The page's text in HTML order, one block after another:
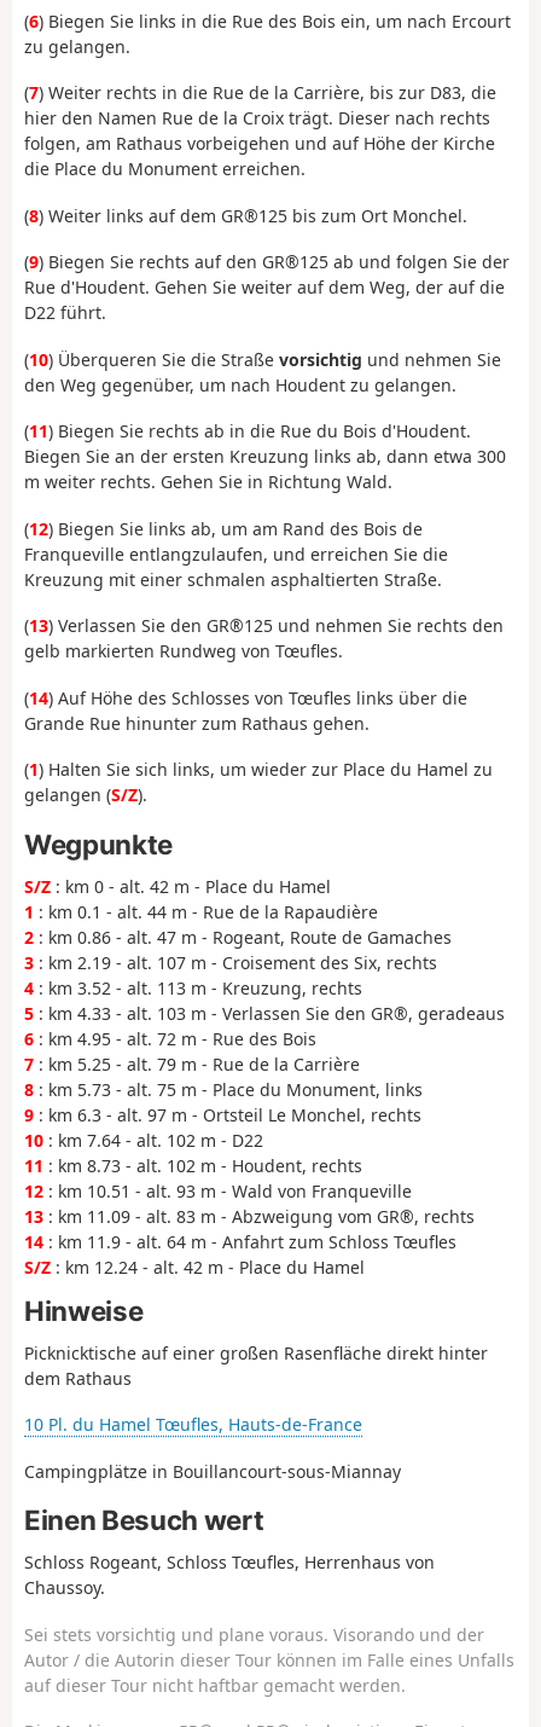
(6) Biegen Sie links in die Rue des Bois ein, um nach Ercourt
zu gelangen.
(7) Weiter rechts in die Rue de la Carrière, bis zur D83, die
hier den Namen Rue de la Croix trägt. Dieser nach rechts
folgen, am Rathaus vorbeigehen und auf Höhe der Kirche
die Place du Monument erreichen.
(8) Weiter links auf dem GR®125 bis zum Ort Monchel.
(9) Biegen Sie rechts auf den GR®125 ab und folgen Sie der
Rue d'Houdent. Gehen Sie weiter auf dem Weg, der auf die
D22 führt.
(10) Überqueren Sie die Straße vorsichtig und nehmen Sie
den Weg gegenüber, um nach Houdent zu gelangen.
(11) Biegen Sie rechts ab in die Rue du Bois d'Houdent.
Biegen Sie an der ersten Kreuzung links ab, dann etwa 300
m weiter rechts. Gehen Sie in Richtung Wald.
(12) Biegen Sie links ab, um am Rand des Bois de
Franqueville entlangzulaufen, und erreichen Sie die
Kreuzung mit einer schmalen asphaltierten Straße.
(13) Verlassen Sie den GR®125 und nehmen Sie rechts den
gelb markierten Rundweg von Tœufles.
(14) Auf Höhe des Schlosses von Tœufles links über die
Grande Rue hinunter zum Rathaus gehen.
(1) Halten Sie sich links, um wieder zur Place du Hamel zu
gelangen (S/Z).
Wegpunkte
S/Z : km 0 - alt. 42 m - Place du Hamel
1 : km 0.1 - alt. 44 m - Rue de la Rapaudière
2 : km 0.86 - alt. 47 m - Rogeant, Route de Gamaches
3 : km 2.19 - alt. 107 m - Croisement des Six, rechts
4 : km 3.52 - alt. 113 m - Kreuzung, rechts
5 : km 4.33 - alt. 103 m - Verlassen Sie den GR®, geradeaus
6 : km 4.95 - alt. 72 m - Rue des Bois
7 : km 5.25 - alt. 79 m - Rue de la Carrière
8 : km 5.73 - alt. 75 m - Place du Monument, links
9 : km 6.3 - alt. 97 m - Ortsteil Le Monchel, rechts
10 : km 7.64 - alt. 102 m - D22
11 : km 8.73 - alt. 102 m - Houdent, rechts
12 : km 10.51 - alt. 93 m - Wald von Franqueville
13 : km 11.09 - alt. 83 m - Abzweigung vom GR®, rechts
14 : km 11.9 - alt. 64 m - Anfahrt zum Schloss Tœufles
S/Z : km 12.24 - alt. 42 m - Place du Hamel
Hinweise
Picknicktische auf einer großen Rasenfläche direkt hinter
dem Rathaus
10 Pl. du Hamel Tœufles, Hauts-de-France
Campingplätze in Bouillancourt-sous-Miannay
Einen Besuch wert
Schloss Rogeant, Schloss Tœufles, Herrenhaus von
Chaussoy.
Sei stets vorsichtig und plane voraus. Visorando und der
Autor / die Autorin dieser Tour können im Falle eines Unfalls
auf dieser Tour nicht haftbar gemacht werden.